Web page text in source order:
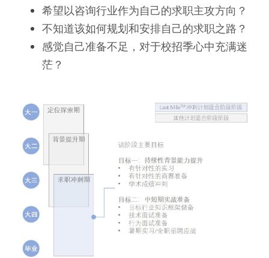
希望以咨询行业作为自己的求职主攻方向？
不知道该如何规划和安排自己的求职之路？
感觉自己准备不足，对于校招季心中充满迷
茫？